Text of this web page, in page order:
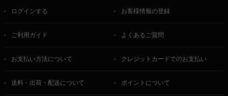
ログインする お客様情報の登録
ご利用ガイド よくあるご質問
お支払い方法について クレジットカードでのお支払い
送料・出荷・配送について ポイントについて